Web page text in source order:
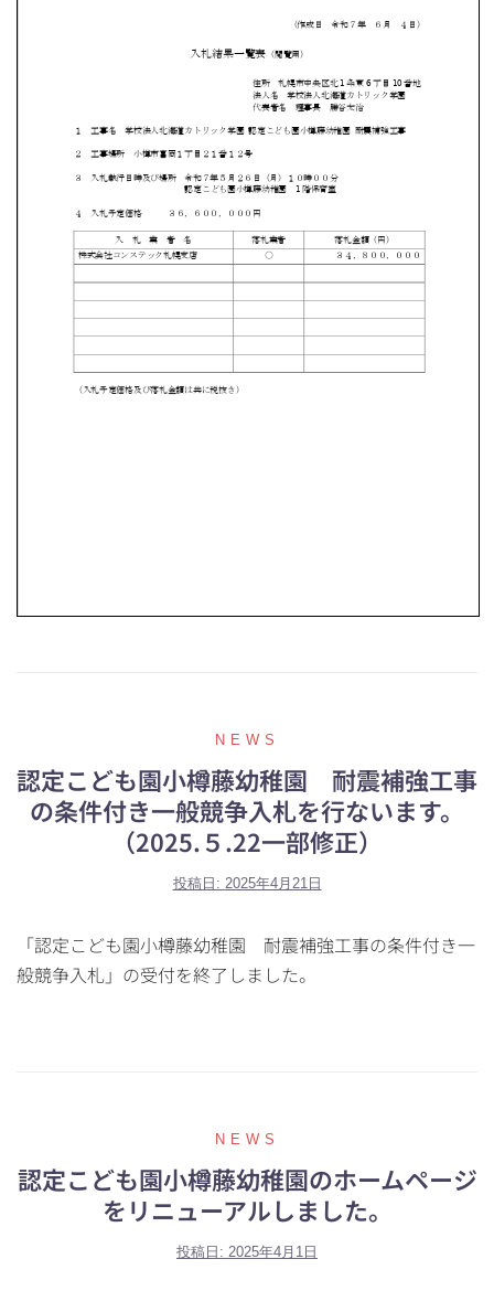
NEWS
認定こども園小樽藤幼稚園 耐震補強工事
の条件付き一般競争入札を行ないます。
（2025.５.22一部修正）
投稿日: 2025年4月21日
「認定こども園小樽藤幼稚園 耐震補強工事の条件付き一
般競争入札」の受付を終了しました。
NEWS
認定こども園小樽藤幼稚園のホームページ
をリニューアルしました。
投稿日: 2025年4月1日